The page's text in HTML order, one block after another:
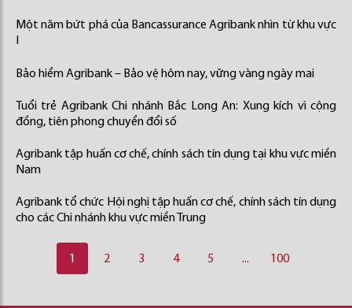
Một năm bứt phá của Bancassurance Agribank nhìn từ khu vực
Bảo hiểm Agribank – Bảo vệ hôm nay, vững vàng ngày mai
Tuổi trẻ Agribank Chi nhánh Bắc Long An: Xung kích vì cộng
đồng, tiên phong chuyển đổi số
Agribank tập huấn cơ chế, chính sách tín dụng tại khu vực miền
Nam
Agribank tổ chức Hội nghị tập huấn cơ chế, chính sách tín dụng
cho các Chi nhánh khu vực miền Trung
1 2 3 4 5 ... 100